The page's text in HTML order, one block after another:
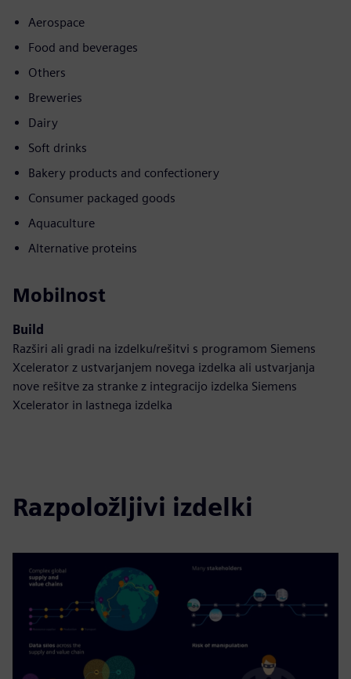
Aerospace
Food and beverages
Others
Breweries
Dairy
Soft drinks
Bakery products and confectionery
Consumer packaged goods
Aquaculture
Alternative proteins
Mobilnost
Build
Razširi ali gradi na izdelku/rešitvi s programom Siemens
Xcelerator z ustvarjanjem novega izdelka ali ustvarjanja
nove rešitve za stranke z integracijo izdelka Siemens
Xcelerator in lastnega izdelka
Razpoložljivi izdelki